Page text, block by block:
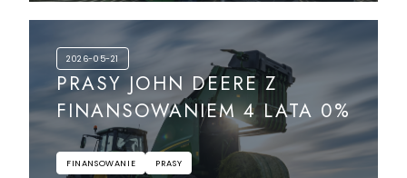
2026-05-21
PRASY JOHN DEERE Z
FINANSOWANIEM 4 LATA 0%
FINANSOWANIE PRASY